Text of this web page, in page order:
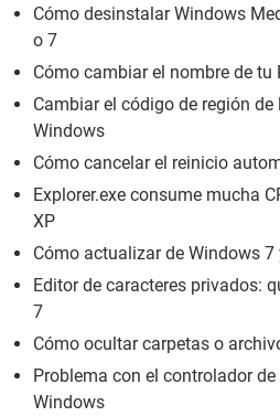
Cómo desinstalar Windows
o 7
Cómo cambiar el nombre de tu
Cambiar el código de región de
Windows
Cómo cancelar el reinicio
Explorer.exe consume mucha
XP
Cómo actualizar de Windows
Editor de caracteres privados:
7
Cómo ocultar carpetas o
Problema con el controlador
Windows